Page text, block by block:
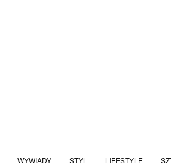
WYWIADY STYL LIFESTYLE